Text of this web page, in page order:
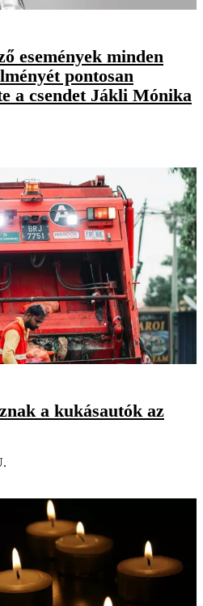
események minden
pontosan
a csendet Jákli Mónika
a kukásautók az